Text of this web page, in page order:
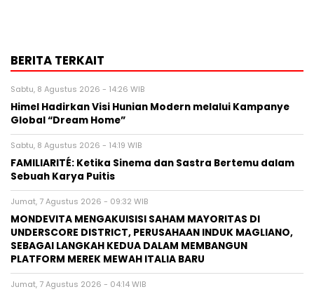
BERITA TERKAIT
Sabtu, 8 Agustus 2026 - 14:26 WIB
Himel Hadirkan Visi Hunian Modern melalui Kampanye
Global “Dream Home”
Sabtu, 8 Agustus 2026 - 14:19 WIB
FAMILIARITÉ: Ketika Sinema dan Sastra Bertemu dalam
Sebuah Karya Puitis
Jumat, 7 Agustus 2026 - 09:32 WIB
MONDEVITA MENGAKUISISI SAHAM MAYORITAS DI
UNDERSCORE DISTRICT, PERUSAHAAN INDUK MAGLIANO,
SEBAGAI LANGKAH KEDUA DALAM MEMBANGUN
PLATFORM MEREK MEWAH ITALIA BARU
Jumat, 7 Agustus 2026 - 04:14 WIB